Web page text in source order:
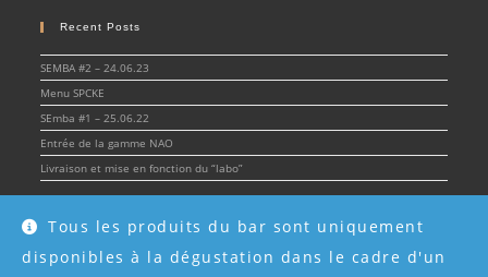
Tous les produits du bar sont uniquement
disponibles à la dégustation dans le cadre d'un
Recent Posts
SEMBA #2 – 24.06.23
Menu SPCKE
SEmba #1 – 25.06.22
Entrée de la gamme NAO
Livraison et mise en fonction du “labo”
© Spirit & Cocktail Embassy 2022 - SPCKE - SIRET 908 216 955 00017 -